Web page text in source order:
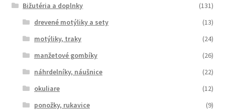
Bižutéria a doplnky
(131)
drevené motýliky a sety
(13)
motýliky, traky
(24)
manžetové gombíky
(26)
náhrdelníky, náušnice
(22)
okuliare
(12)
ponožky, rukavice
(9)